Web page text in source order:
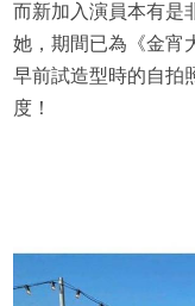
而新加入演員本有是
她，期間已為《金宵
早前試造型時的自拍
度！